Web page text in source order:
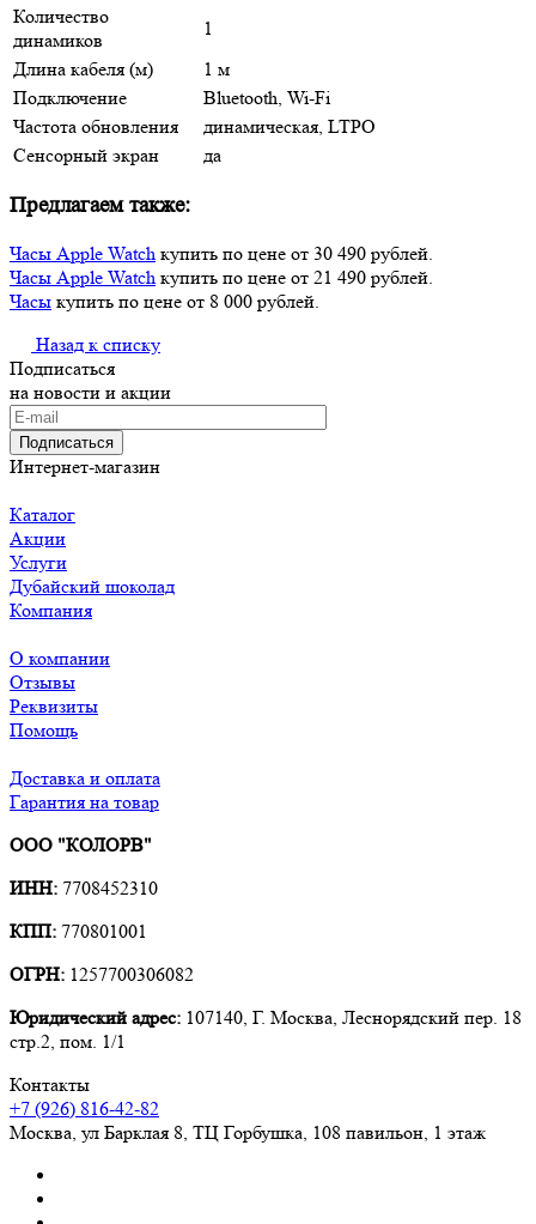
Количество
динамиков
1
Длина кабеля (м)
1 м
Подключение
Bluetooth, Wi-Fi
Частота обновления
динамическая, LTPO
Сенсорный экран
да
Предлагаем также:
Часы Apple Watch купить по цене от 30 490 рублей.
Часы Apple Watch купить по цене от 21 490 рублей.
Часы купить по цене от 8 000 рублей.
Назад к списку
Подписаться
на новости и акции
Подписаться
Интернет-магазин
Каталог
Акции
Услуги
Дубайский шоколад
Компания
О компании
Отзывы
Реквизиты
Помощь
Доставка и оплата
Гарантия на товар
ООО "КОЛОРВ"
ИНН: 7708452310
КПП: 770801001
ОГРН: 1257700306082
Юридический адрес: 107140, Г. Москва, Леснорядский пер. 18
стр.2, пом. 1/1
Контакты
+7 (926) 816-42-82
Москва, ул Барклая 8, ТЦ Горбушка, 108 павильон, 1 этаж